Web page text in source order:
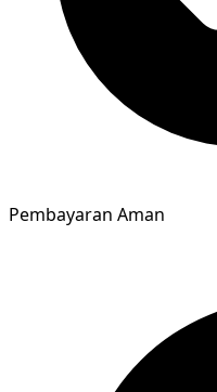
Pembayaran Aman